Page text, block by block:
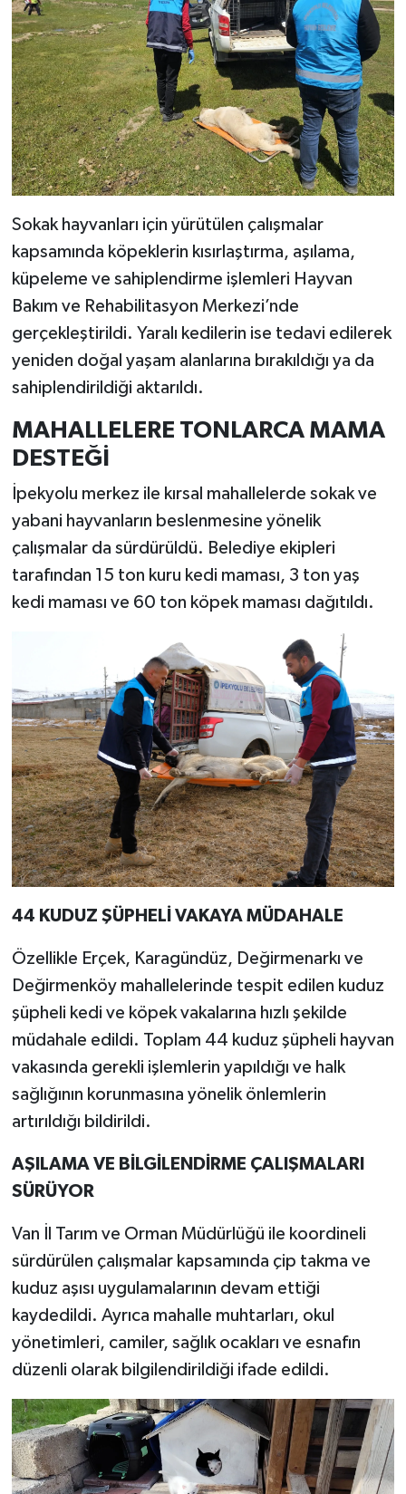
Sokak hayvanları için yürütülen çalışmalar
kapsamında köpeklerin kısırlaştırma, aşılama,
küpeleme ve sahiplendirme işlemleri Hayvan
Bakım ve Rehabilitasyon Merkezi’nde
gerçekleştirildi. Yaralı kedilerin ise tedavi edilerek
yeniden doğal yaşam alanlarına bırakıldığı ya da
sahiplendirildiği aktarıldı.
MAHALLELERE TONLARCA MAMA
DESTEĞİ
İpekyolu merkez ile kırsal mahallelerde sokak ve
yabani hayvanların beslenmesine yönelik
çalışmalar da sürdürüldü. Belediye ekipleri
tarafından 15 ton kuru kedi maması, 3 ton yaş
kedi maması ve 60 ton köpek maması dağıtıldı.
44 KUDUZ ŞÜPHELİ VAKAYA MÜDAHALE
Özellikle Erçek, Karagündüz, Değirmenarkı ve
Değirmenköy mahallelerinde tespit edilen kuduz
şüpheli kedi ve köpek vakalarına hızlı şekilde
müdahale edildi. Toplam 44 kuduz şüpheli hayvan
vakasında gerekli işlemlerin yapıldığı ve halk
sağlığının korunmasına yönelik önlemlerin
artırıldığı bildirildi.
AŞILAMA VE BİLGİLENDİRME ÇALIŞMALARI
SÜRÜYOR
Van İl Tarım ve Orman Müdürlüğü ile koordineli
sürdürülen çalışmalar kapsamında çip takma ve
kuduz aşısı uygulamalarının devam ettiği
kaydedildi. Ayrıca mahalle muhtarları, okul
yönetimleri, camiler, sağlık ocakları ve esnafın
düzenli olarak bilgilendirildiği ifade edildi.